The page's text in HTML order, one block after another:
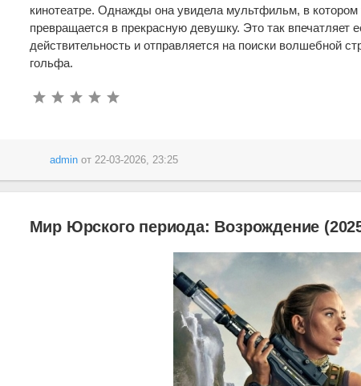
кинотеатре. Однажды она увидела мультфильм, в котором
превращается в прекрасную девушку. Это так впечатляет
действительность и отправляется на поиски волшебной
гольфа.
adminот 22-03-2026, 23:25
Мир Юрского периода: Возрождение